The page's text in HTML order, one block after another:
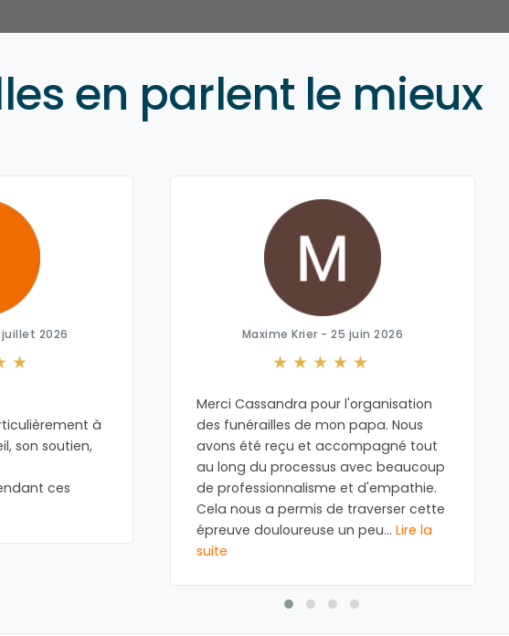
en parlent le mieux
2026
à
son soutien,
ces
Maxime Krier - 25 juin 2026
Merci Cassandra pour l'organisation
des funérailles de mon papa. Nous
avons été reçu et accompagné tout
au long du processus avec beaucoup
de professionnalisme et d'empathie.
Cela nous a permis de traverser cette
épreuve douloureuse un peu...Lire la
suite